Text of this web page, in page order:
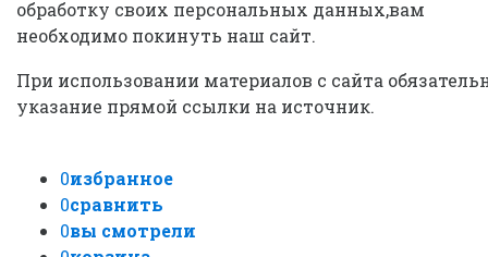
обработку своих персональных данных,вам
необходимо покинуть наш сайт.
При использовании материалов с сайта
указание прямой ссылки на источник.
0избранное
0сравнить
0вы смотрели